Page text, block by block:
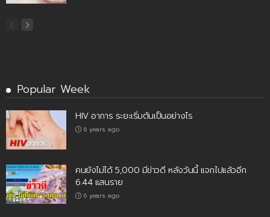
Popular Week
HIV อาการ ระยะเริ่มต้นเป็นอย่างไร
6 years ago
คนยังไม่ได้ 5,000 มีข่าวดี หลังวันนี้ แจกไปแล้วอีก
6.44 แสนราย
6 years ago